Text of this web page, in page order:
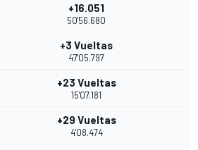
+16.051
50'56.680
+3 Vueltas
47'05.797
+23 Vueltas
15'07.181
+29 Vueltas
4'08.474